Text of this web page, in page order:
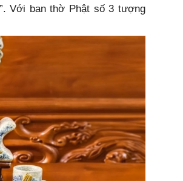
Với ban thờ Phật số 3 tượng